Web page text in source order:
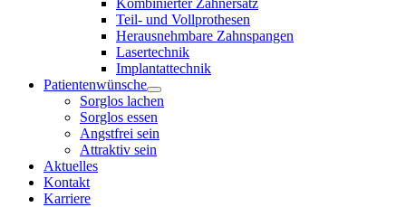
Kombinierter Zahnersatz
Teil- und Vollprothesen
Herausnehmbare Zahnspangen
Lasertechnik
Implantattechnik
Patientenwünsche
Sorglos lachen
Sorglos essen
Angstfrei sein
Attraktiv sein
Aktuelles
Kontakt
Karriere